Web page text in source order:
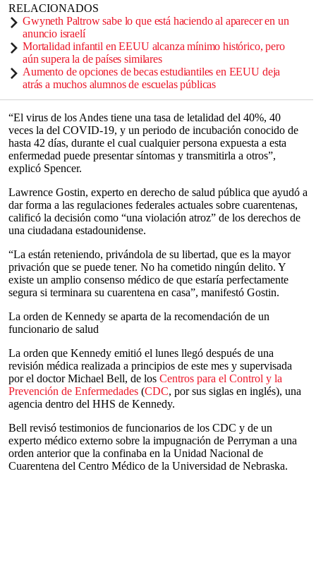
RELACIONADOS
Gwyneth Paltrow sabe lo que está haciendo al aparecer en un
anuncio israelí
Mortalidad infantil en EEUU alcanza mínimo histórico, pero
aún supera la de países similares
Aumento de opciones de becas estudiantiles en EEUU deja
atrás a muchos alumnos de escuelas públicas
“El virus de los Andes tiene una tasa de letalidad del 40%, 40
veces la del COVID-19, y un periodo de incubación conocido de
hasta 42 días, durante el cual cualquier persona expuesta a esta
enfermedad puede presentar síntomas y transmitirla a otros”,
explicó Spencer.
Lawrence Gostin, experto en derecho de salud pública que ayudó a
dar forma a las regulaciones federales actuales sobre cuarentenas,
calificó la decisión como “una violación atroz” de los derechos de
una ciudadana estadounidense.
“La están reteniendo, privándola de su libertad, que es la mayor
privación que se puede tener. No ha cometido ningún delito. Y
existe un amplio consenso médico de que estaría perfectamente
segura si terminara su cuarentena en casa”, manifestó Gostin.
La orden de Kennedy se aparta de la recomendación de un
funcionario de salud
La orden que Kennedy emitió el lunes llegó después de una
revisión médica realizada a principios de este mes y supervisada
por el doctor Michael Bell, de los Centros para el Control y la
Prevención de Enfermedades (CDC, por sus siglas en inglés), una
agencia dentro del HHS de Kennedy.
Bell revisó testimonios de funcionarios de los CDC y de un
experto médico externo sobre la impugnación de Perryman a una
orden anterior que la confinaba en la Unidad Nacional de
Cuarentena del Centro Médico de la Universidad de Nebraska.